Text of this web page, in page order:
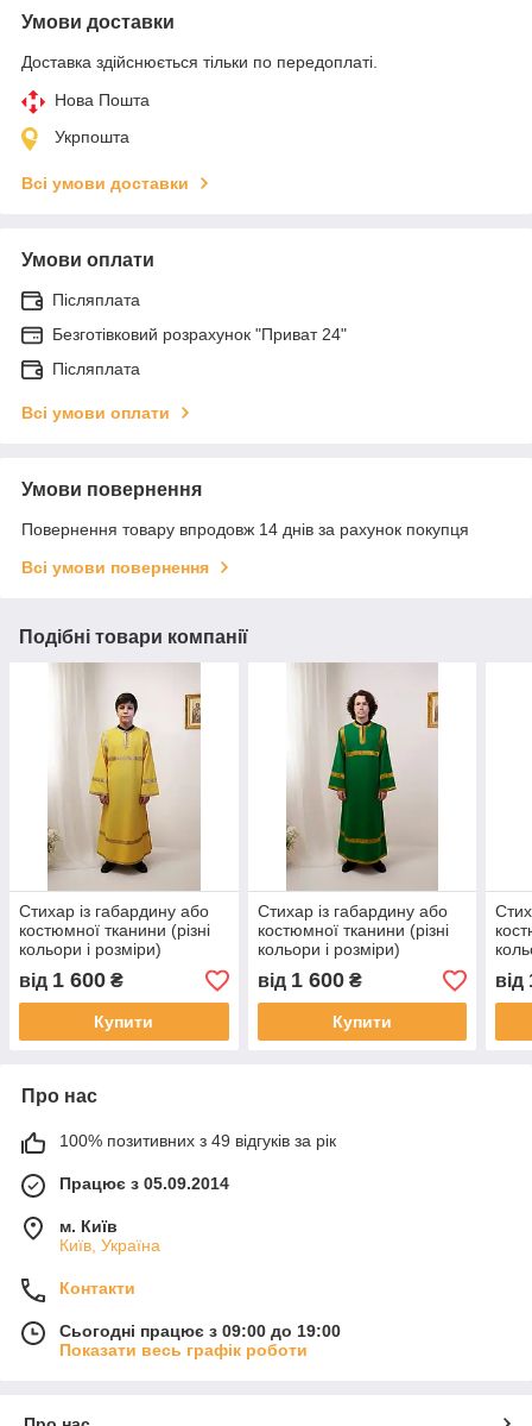
Умови доставки
Доставка здійснюється тільки по передоплаті.
Нова Пошта
Укрпошта
Всі умови доставки
Умови оплати
Післяплата
Безготівковий розрахунок "Приват 24"
Післяплата
Всі умови оплати
Умови повернення
Повернення товару впродовж 14 днів за рахунок покупця
Всі умови повернення
Подібні товари компанії
Стихар із габардину або
костюмної тканини (різні
кольори і розміри)
від 1 600 ₴
Купити
Стихар із габардину або
костюмної тканини (різні
кольори і розміри)
від 1 600₴
Купити
від
Про нас
100% позитивних з 49 відгуків за рік
Працює з 05.09.2014
м. Київ
Київ, Україна
Контакти
Сьогодні працює з 09:00 до 19:00
Показати весь графік роботи